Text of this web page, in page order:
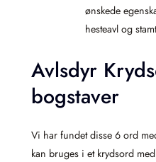
ønskede
hesteavl og
Avlsdyr
bogstaver
Vi har fundet disse 6 ord
kan bruges i et krydsord med